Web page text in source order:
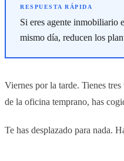
Si eres agente inmobiliario
mismo día, reducen los
Viernes por la tarde. Tienes
de la oficina temprano, has
Te has desplazado para nada.